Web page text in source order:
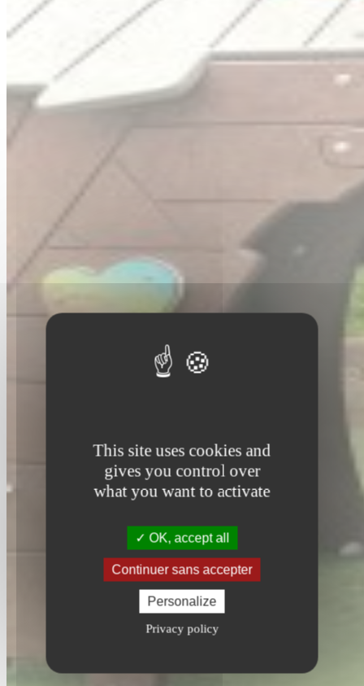
This site uses cookies and
gives you control over
what you want to activate
OK, accept all
Continuer sans accepter
Personalize
Privacy policy